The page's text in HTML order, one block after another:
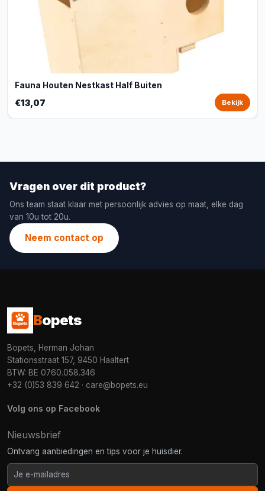
Fauna Houten Nestkast Half Buiten
€13,07 Bekijk
Vragen over dit product?
Ons team staat klaar met persoonlijk advies op maat, elke dag
van 10u tot 20u.
Neem contact op
Bopets
Bopets, Herman Johan
Stationsstraat 157, 9450 Haaltert
BTW: BE 0760.058.346
+32 (0)53 839 642 · care@bopets.eu
Volg ons op Facebook
Nieuwsbrief
Ontvang aanbiedingen en tips voor je huisdier.